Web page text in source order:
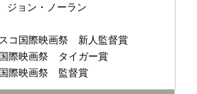
ジョン・ノーラン
コ国際映画祭 新人監督賞
際映画祭 タイガー賞
際映画祭 監督賞